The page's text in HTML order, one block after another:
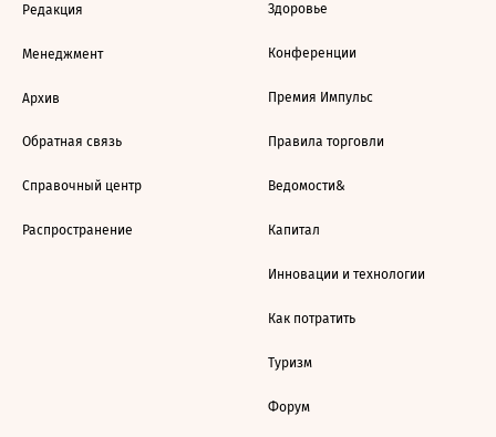
Редакция
Менеджмент
Архив
Обратная связь
Справочный центр
Распространение
Здоровье
Конференции
Премия Импульс
Правила торговли
Ведомости&
Капитал
Инновации и технологии
Как потратить
Туризм
Форум